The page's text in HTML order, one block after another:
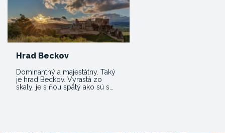
Hrad Beckov
Dominantný a majestátny. Taký
je hrad Beckov. Vyrastá zo
skaly, je s ňou spätý ako sú s…